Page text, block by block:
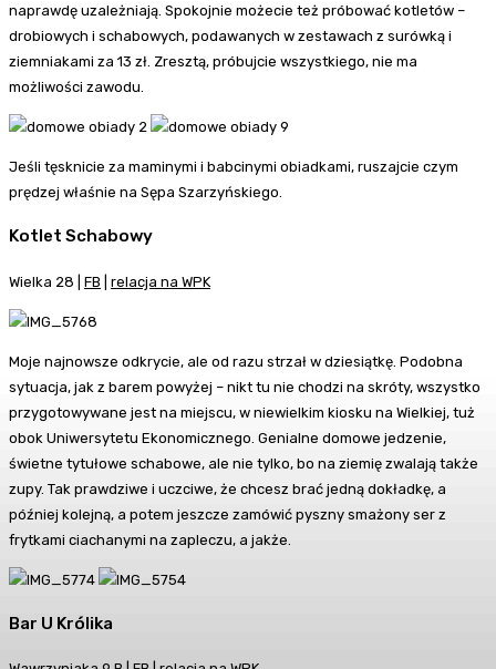
naprawdę uzależniają. Spokojnie możecie też próbować kotletów –
drobiowych i schabowych, podawanych w zestawach z surówką i
ziemniakami za 13 zł. Zresztą, próbujcie wszystkiego, nie ma
możliwości zawodu.
Jeśli tęsknicie za maminymi i babcinymi obiadkami, ruszajcie czym
prędzej właśnie na Sępa Szarzyńskiego.
Kotlet Schabowy
Wielka 28 | FB relacja na WPK
Moje najnowsze odkrycie, ale od razu strzał w dziesiątkę. Podobna
sytuacja, jak z barem powyżej – nikt tu nie chodzi na skróty, wszystko
przygotowywane jest na miejscu, w niewielkim kiosku na Wielkiej, tuż
obok Uniwersytetu Ekonomicznego. Genialne domowe jedzenie,
świetne tytułowe schabowe, ale nie tylko, bo na ziemię zwalają także
zupy. Tak prawdziwe i uczciwe, że chcesz brać jedną dokładkę, a
później kolejną, a potem jeszcze zamówić pyszny smażony ser z
frytkami ciachanymi na zapleczu, a jakże.
Bar U Królika